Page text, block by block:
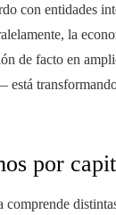
con entidades
la
de facto en
está
por